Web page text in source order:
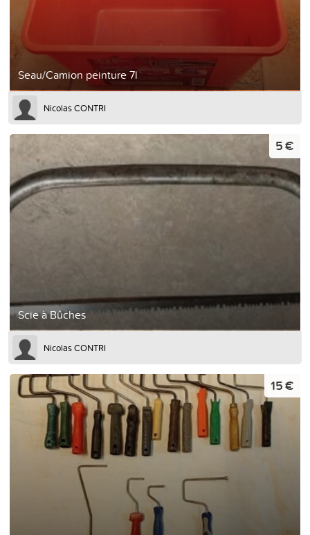
Seau/Camion peinture 7l
Nicolas CONTRI
Scie à Bûches
5 €
Nicolas CONTRI
15 €